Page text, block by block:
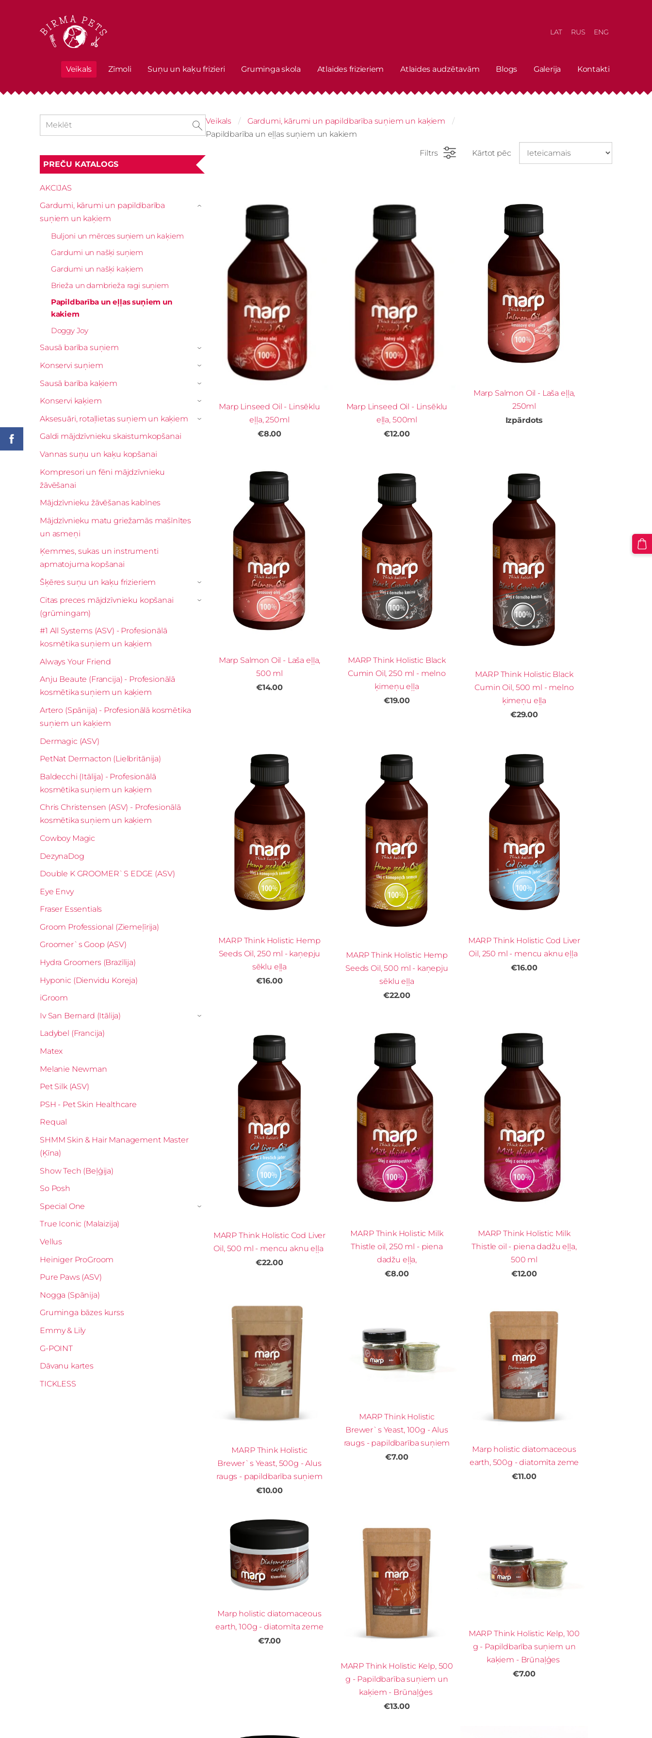
Veikals Zīmoli Suņu un kaķu frizieri Gruminga skola Atlaides frizieriem Atlaides audzētavām Blogs Galerija Kontakti
LAT RUS ENG
PREČU KATALOGS
AKCIJAS
Gardumi, kārumi un papildbarība
suņiem un kaķiem
Buljoni un mērces suņiem un kaķiem
Gardumi un našķi suņiem
Gardumi un našķi kaķiem
Brieža un dambrieža ragi suņiem
Papildbarība un eļļas suņiem un
kakiem
Doggy Joy
›
Sausā barība suņiem ›
Konservi suņiem ›
Sausā barība kaķiem ›
Konservi kaķiem ›
Aksesuāri, rotaļlietas suņiem un kaķiem ›
Galdi mājdzīvnieku skaistumkopšanai
Vannas suņu un kaķu kopšanai
Kompresori un fēni mājdzīvnieku
žāvēšanai
Mājdzīvnieku žāvēšanas kabīnes
Mājdzīvnieku matu griežamās mašīnītes
un asmeņi
Ķemmes, sukas un instrumenti
apmatojuma kopšanai
Šķēres suņu un kaķu frizieriem
›
Citas preces mājdzīvnieku kopšanai
(grūmingam)
›
#1 All Systems (ASV) - Profesionālā
kosmētika suņiem un kaķiem
Always Your Friend
Anju Beaute (Francija) - Profesionālā
kosmētika suņiem un kaķiem
Artero (Spānija) - Profesionālā kosmētika
suņiem un kaķiem
Dermagic (ASV)
PetNat Dermacton (Lielbritānija)
Baldecchi (Itālija) - Profesionālā
kosmētika suņiem un kaķiem
Chris Christensen (ASV) - Profesionālā
kosmētika suņiem un kaķiem
Cowboy Magic
DezynaDog
Double K GROOMER`S EDGE (ASV)
Eye Envy
Fraser Essentials
Groom Professional (Ziemeļīrija)
Groomer`s Goop (ASV)
Hydra Groomers (Brazīlija)
Hyponic (Dienvidu Koreja)
iGroom
Iv San Bernard (Itālija)
›
Ladybel (Francija)
Matex
Melanie Newman
Pet Silk (ASV)
PSH - Pet Skin Healthcare
Requal
SHMM Skin & Hair Management Master
(Ķīna)
Show Tech (Beļģija)
So Posh
Special One
›
True Iconic (Malaizija)
Vellus
Heiniger ProGroom
Pure Paws (ASV)
Nogga (Spānija)
Gruminga bāzes kurss
Emmy & Lily
G-POINT
Dāvanu kartes
TICKLESS
Veikals
Gardumi, kārumi un papildbarība suņiem un kaķiem
Papildbarība un eļļas suņiem un kakiem
Filtrs Kārtot pēc
Marp Linseed Oil - Linsēklu
eļļa, 250ml
€8.00
Marp Linseed Oil - Linsēklu
eļļa, 500ml
€12.00
Marp Salmon Oil - Laša eļļa,
250ml
Izpārdots
Marp Salmon Oil - Laša eļļa,
500 ml
€14.00
MARP Think Holistic Black
Cumin Oil, 250 ml - melno
ķimeņu eļļa
€19.00
MARP Think Holistic Black
Cumin Oil, 500 ml - melno
ķimeņu eļļa
€29.00
MARP Think Holistic Hemp
Seeds Oil, 250 ml - kaņepju
sēklu eļļa
€16.00
MARP Think Holistic Hemp
Seeds Oil, 500 ml - kaņepju
sēklu eļļa
€22.00
MARP Think Holistic Cod Liver
Oil, 250 ml - mencu aknu eļļa
€16.00
MARP Think Holistic Cod Liver
Oil, 500 ml - mencu aknu eļļa
€22.00
MARP Think Holistic Milk
Thistle oil, 250 ml - piena
dadžu eļļa,
€8.00
MARP Think Holistic Milk
Thistle oil - piena dadžu eļļa,
500 ml
€12.00
MARP Think Holistic
Brewer`s Yeast, 500g - Alus
raugs - papildbarība suņiem
€10.00
MARP Think Holistic
Brewer`s Yeast, 100g - Alus
raugs - papildbarība suņiem
€7.00
Marp holistic diatomaceous
earth, 500g - diatomīta zeme
€11.00
Marp holistic diatomaceous
earth, 100g - diatomīta zeme
€7.00
MARP Think Holistic Kelp, 500
g - Papildbarība suņiem un
kaķiem - Brūnaļģes
€13.00
MARP Think Holistic Kelp, 100
g - Papildbarība suņiem un
kaķiem - Brūnaļģes
€7.00